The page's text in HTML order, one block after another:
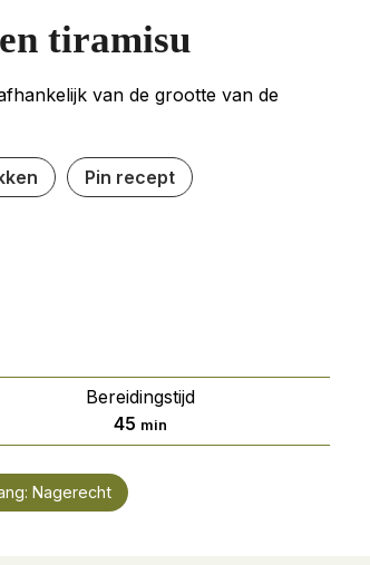
tiramisu
van de grootte van de
Pin recept
Bereidingstijd
45 minuten
min
Nagerecht